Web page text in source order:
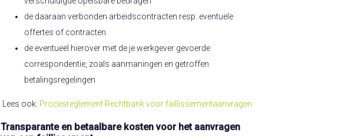
de daaraan verbonden arbeidscontracten resp. eventuele
offertes of contracten
de eventueel hierover met de je werkgever gevoerde
correspondentie, zoals aanmaningen en getroffen
betalingsregelingen
Lees ook: Procesreglement Rechtbank voor faillissementaanvragen
Transparante en betaalbare kosten voor het aanvragen